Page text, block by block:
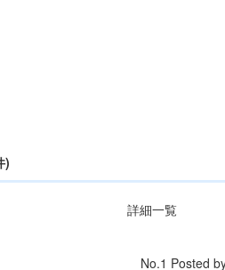
)
詳細一覧
No.1 Posted